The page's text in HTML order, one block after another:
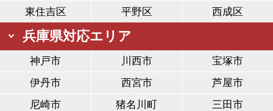
東住吉区
平野区 西成区
兵庫県対応エリア
神戸市 川西市
宝塚市
伊丹市
西宮市
芦屋市
尼崎市
猪名川町
三田市